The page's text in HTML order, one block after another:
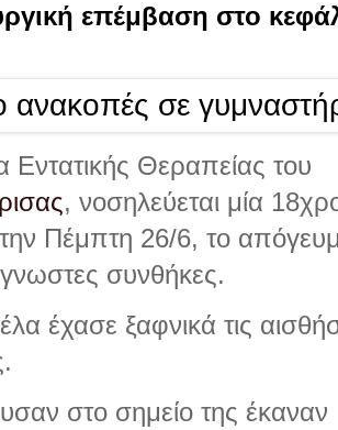
επέμβαση στο
Θεραπείας του
, νοσηλεύεται μία
Πέμπτη 26/6, το
συνθήκες.
έχασε ξαφνικά τις
στο σημείο της έκαναν